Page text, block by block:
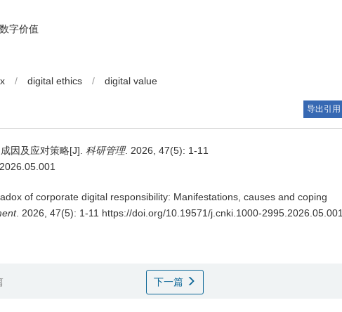
数字价值
/ digital ethics / digital value
导出引用
因及应对策略[J]. 科研管理. 2026, 47(5): 1-11
of corporate digital responsibility: Manifestations, causes and coping
. 2026, 47(5): 1-11 https://doi.org/10.19571/j.cnki.1000-2995.2026.05.001
下一篇